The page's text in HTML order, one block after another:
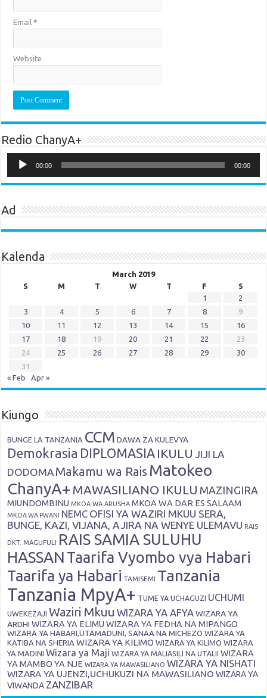
Email*
Website
Redio ChanyA+
Player
00:00 00:00
Ad
Kalenda
March 2019
S
M T W T F
S
1
2
3
4 5 6 7 8
9
10
11 12 13 14 15
16
17
18 19 20 21 22
23
24
25 26 27 28 29
30
31
« Feb
Apr »
Kiungo
BUNGE LA TANZANIA CCM DAWA ZA KULEVYA
Demokrasia DIPLOMASIA IKULU JIJI LA
DODOMA Makamu wa Rais Matokeo
ChanyA+ MAWASILIANO IKULU MAZINGIRA
MIUNDOMBINU MKOA WA ARUSHA MKOA WA DAR ES SALAAM
MKOA WA PWANI NEMC OFISI YA WAZIRI MKUU SERA,
BUNGE, KAZI, VIJANA, AJIRA NA WENYE ULEMAVU RAIS
DKT. MAGUFULI RAIS SAMIA SULUHU
HASSAN Taarifa Vyombo vya Habari
Taarifa ya Habari TAMISEMI Tanzania
Tanzania MpyA+ TUME YA UCHAGUZI UCHUMI
UWEKEZAJI Waziri Mkuu WIZARA YA AFYA WIZARA YA
ARDHI WIZARA YA ELIMU WIZARA YA FEDHA NA MIPANGO
WIZARA YA HABARI,UTAMADUNI, SANAA NA MICHEZO WIZARA YA
KATIBA NA SHERIA WIZARA YA KILIMO WIZARA YA KILIMO WIZARA
YA MADINI Wizara ya Maji WIZARA YA MALIASILI NA UTALII WIZARA
YA MAMBO YA NJE WIZARA YA MAWASILIANO WIZARA YA NISHATI
WIZARA YA UJENZI,UCHUKUZI NA MAWASILIANO WIZARA YA
VIWANDA ZANZIBAR